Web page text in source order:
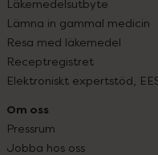
Läkemedelsutbyte
Lämna in gammal medicin
Resa med läkemedel
Receptregistret
Elektroniskt expertstöd,
Om oss
Pressrum
Jobba hos oss